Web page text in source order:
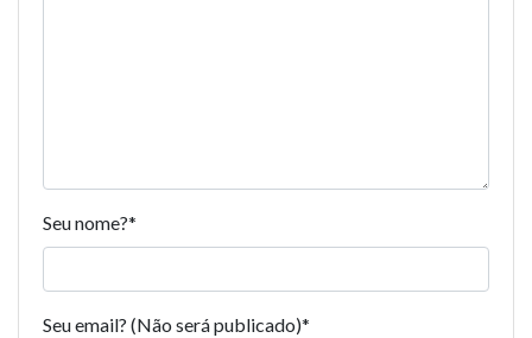
Seu nome?*
Seu email? (Não será publicado)*